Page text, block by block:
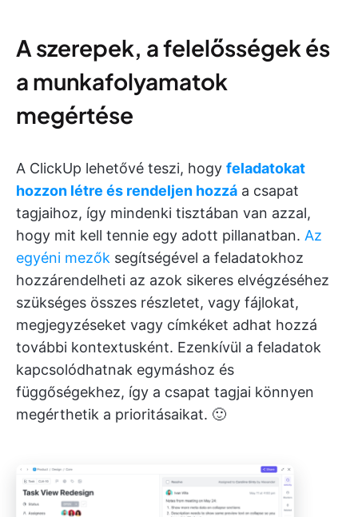
A szerepek, a felelősségek és
a munkafolyamatok
megértése
A ClickUp lehetővé teszi, hogy feladatokat
hozzon létre és rendeljen hozzá a csapat
tagjaihoz, így mindenki tisztában van azzal,
hogy mit kell tennie egy adott pillanatban. Az
egyéni mezők segítségével a feladatokhoz
hozzárendelheti az azok sikeres elvégzéséhez
szükséges összes részletet, vagy fájlokat,
megjegyzéseket vagy címkéket adhat hozzá
további kontextusként. Ezenkívül a feladatok
kapcsolódhatnak egymáshoz és
függőségekhez, így a csapat tagjai könnyen
megérthetik a prioritásaikat. 🙂